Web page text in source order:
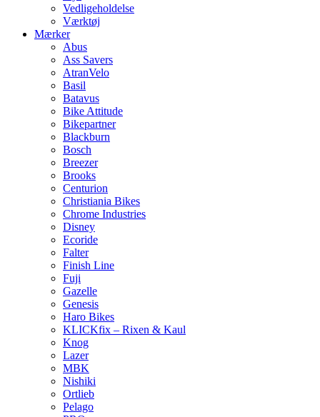
Vedligeholdelse
Værktøj
Mærker
Abus
Ass Savers
AtranVelo
Basil
Batavus
Bike Attitude
Bikepartner
Blackburn
Bosch
Breezer
Brooks
Centurion
Christiania Bikes
Chrome Industries
Disney
Ecoride
Falter
Finish Line
Fuji
Gazelle
Genesis
Haro Bikes
KLICKfix – Rixen & Kaul
Knog
Lazer
MBK
Nishiki
Ortlieb
Pelago